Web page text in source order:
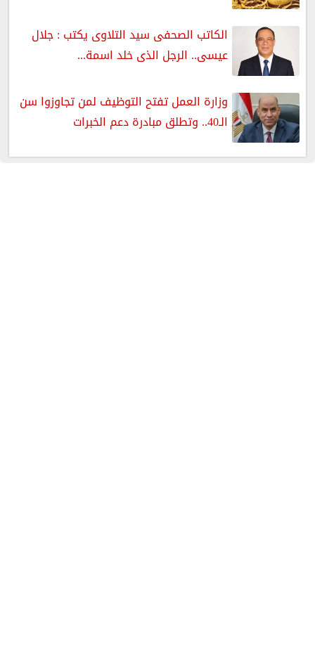
الكاتب الصحفى سيد التلاوى يكتب : جلال
عيسى.. الرجل الذى خلد اسمة...
وزارة العمل تفتح التوظيف لمن تجاوزوا سن
الـ40.. وتطلق مبادرة دعم الخبرات